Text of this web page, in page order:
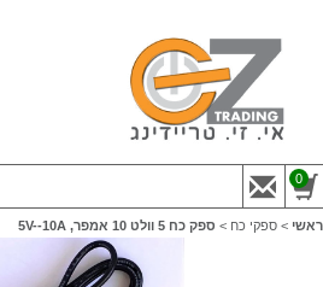
0
ראשי > ספקי כח > ספק כח 5 וולט 10 אמפר, 5V--10A